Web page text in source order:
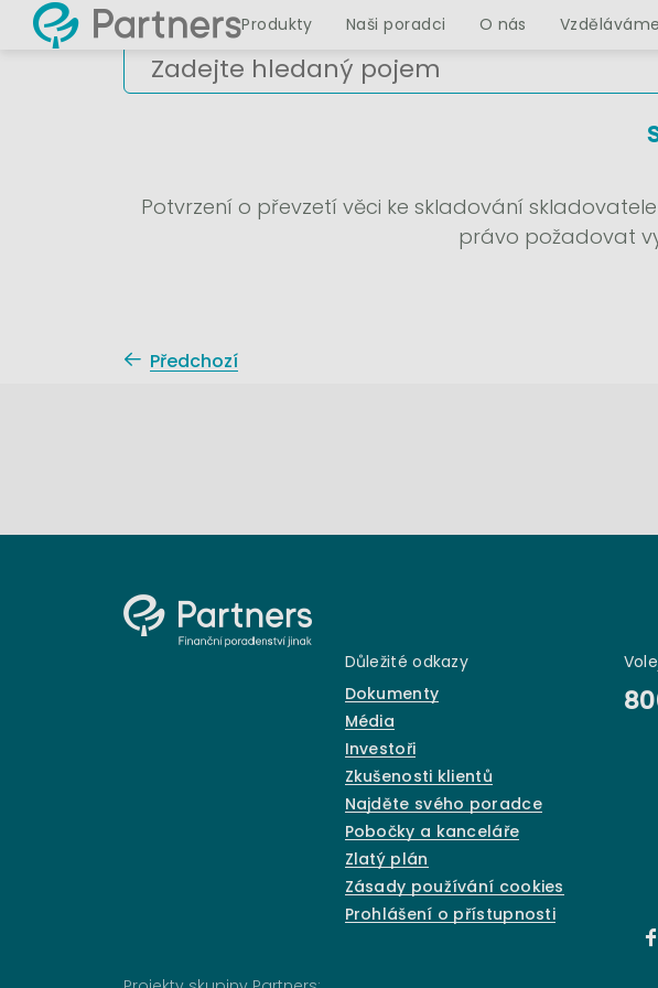
Produkty Naši poradci O nás Vzděláváme
Potvrzení o převzetí věci ke skladování
právo požadovat
Předchozí
Důležité odkazy
Dokumenty
Média
Investoři
Zkušenosti klientů
Najděte svého poradce
Pobočky a kanceláře
Zlatý plán
Zásady používání cookies
Prohlášení o přístupnosti